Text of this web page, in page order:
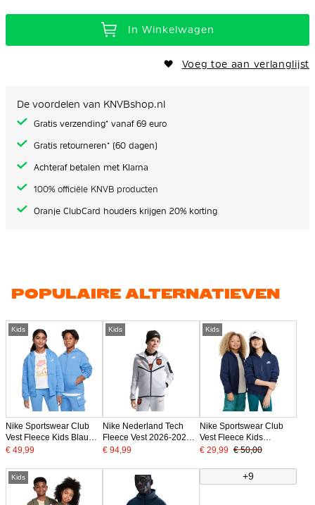
In Winkelwagen
Voeg toe aan verlanglijst
De voordelen van KNVBshop.nl
Gratis verzending* vanaf 69 euro
Gratis retourneren* (60 dagen)
Achteraf betalen met Klarna
100% officiële KNVB producten
Oranje ClubCard houders krijgen 20% korting
POPULAIRE ALTERNATIEVEN
Kids
Nike Sportswear Club
Vest Fleece Kids Blauw
Wit
€ 49,99
Kids
Nike Nederland Tech
Fleece Vest 2026-2028
Kids Lichtgrijs Zwart
€ 94,99
Kids
Nike Sportswear Club
Vest Fleece Kids
Donkerblauw Wit
€ 29,99 € 50,00
Kids +9